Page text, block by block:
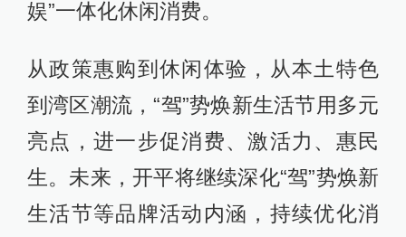
娱”一体化休闲消费。
从政策惠购到休闲体验，从本土特色
到湾区潮流，“驾”势焕新生活节用多元
亮点，进一步促消费、激活力、惠民
生。未来，开平将继续深化“驾”势焕新
生活节等品牌活动内涵，持续优化消